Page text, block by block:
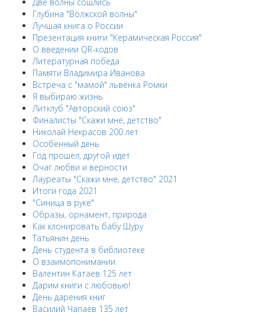
Глубина "Волжской волны"
Лучшая книга о России
Презентация книги "Керамическая Россия"
О введении QR-кодов
Литературная победа
Памяти Владимира Иванова
Встреча с "мамой" львёнка Ромки
Я выбираю жизнь
Литклуб "Авторский союз"
Финалисты "Скажи мне, детство"
Николай Некрасов 200 лет
Особенный день
Год прошел, другой идет
Очаг любви и верности
Лауреаты "Скажи мне, детство" 2021
Итоги года 2021
"Синица в руке"
Образы, орнамент, природа
Как клонировать бабу Шуру
Татьянин день
День студента в библиотеке
О взаимопонимании
Валентин Катаев 125 лет
Дарим книги с любовью!
День дарения книг
Василий Чапаев 135 лет